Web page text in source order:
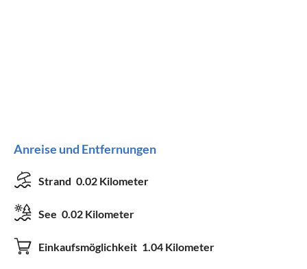
Anreise und Entfernungen
Strand 0.02 Kilometer
See 0.02 Kilometer
Einkaufsmöglichkeit 1.04 Kilometer